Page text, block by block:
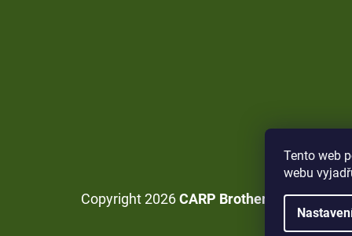
Tento web
webu
Copyright 2026CARP Brothers . Všechna